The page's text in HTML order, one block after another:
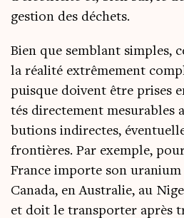
ges­tion des déchets.
Bien que sem­blant simples,
la réa­li­té extrê­me­ment
puisque doivent être prises
tés direc­te­ment mesu­rables
bu­tions indi­rectes,
fron­tières. Par exemple,
France importe son ura­nium
Cana­da, en Aus­tra­lie, au
et doit le trans­por­ter après